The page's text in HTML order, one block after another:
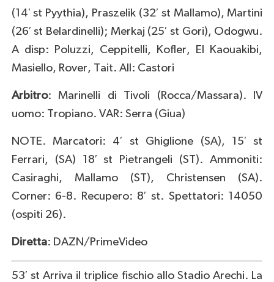
(14′ st Pyythia), Praszelik (32′ st Mallamo), Martini
(26′ st Belardinelli); Merkaj (25′ st Gori), Odogwu.
A disp: Poluzzi, Ceppitelli, Kofler, El Kaouakibi,
Masiello, Rover, Tait. All: Castori
Arbitro: Marinelli di Tivoli (Rocca/Massara). IV
uomo: Tropiano. VAR: Serra (Giua)
NOTE. Marcatori: 4′ st Ghiglione (SA), 15′ st
Ferrari, (SA) 18′ st Pietrangeli (ST). Ammoniti:
Casiraghi, Mallamo (ST), Christensen (SA).
Corner: 6-8. Recupero: 8′ st. Spettatori: 14050
(ospiti 26).
Diretta: DAZN/PrimeVideo
53′ st Arriva il triplice fischio allo Stadio Arechi. La